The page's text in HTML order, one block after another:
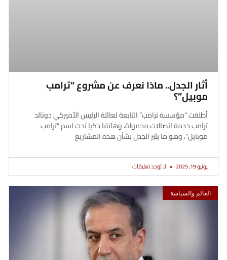
أثار الجدل.. ماذا نعرف عن مشروع “ترامب
موبيل”؟
أطلقت “مؤسسة ترامب” التابعة لعائلة الرئيس الأميركي دونالد
ترامب خدمة اتصالات محمولة، وهاتفا ذكيا تحت اسم “ترامب
موبايل”، وهو ما يثير الجدل بشأن هذه المشاريع
يونيو 19, 2025 لا توجد تعليقات
العالم والسياسة